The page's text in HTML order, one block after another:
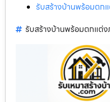
รับสร้างบ้านพร้อมตกแ
รับสร้างบ้านพร้อมตกแต่ง